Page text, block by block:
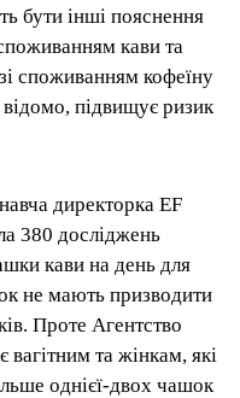
бути інші пояснення
кави та
споживанням кофеїну
відомо, підвищує ризик
директорка EF
380 досліджень
кави на день для
не мають призводити
Проте Агентство
та жінкам, які
однієї-двох чашок